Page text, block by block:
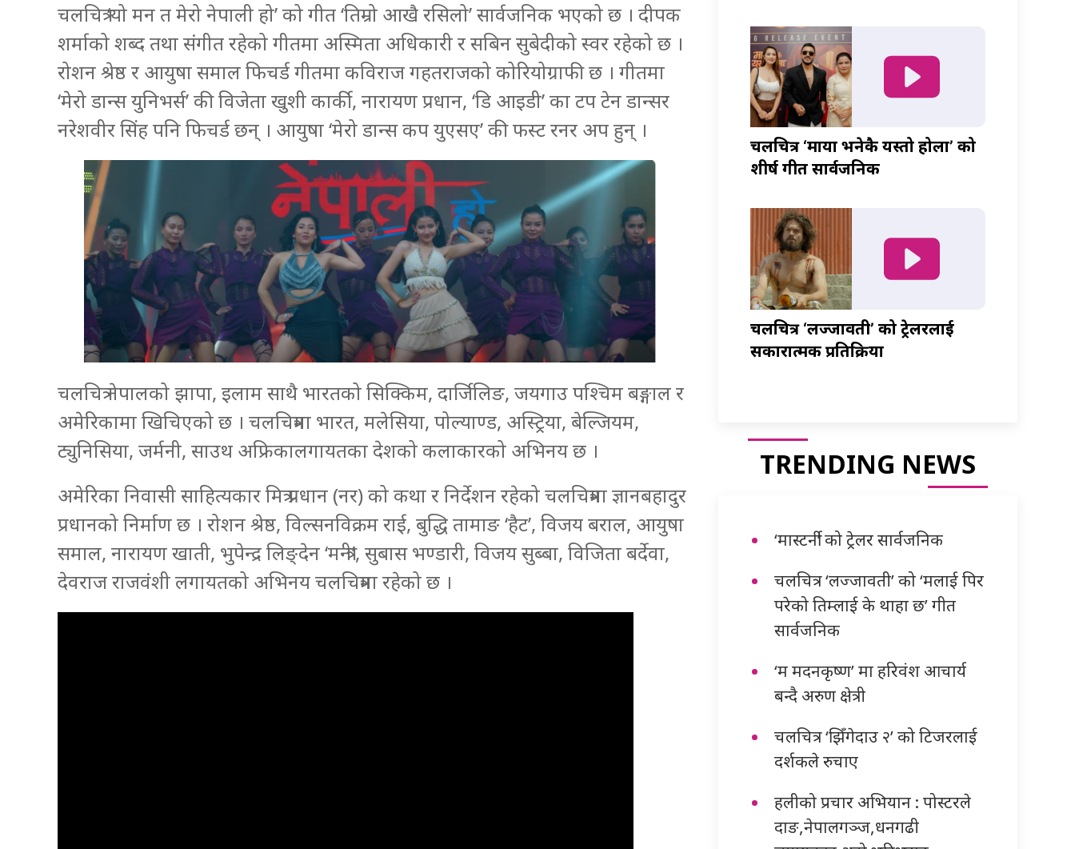
चलचित्र ‘यो मन त मेरो नेपाली हो’ को गीत ‘तिम्रो आखै रसिलो’ सार्वजनिक भएको छ । दीपक
शर्माको शब्द तथा संगीत रहेको गीतमा अस्मिता अधिकारी र सबिन सुबेदीको स्वर रहेको छ ।
रोशन श्रेष्ठ र आयुषा समाल फिचर्ड गीतमा कविराज गहतराजको कोरियोग्राफी छ । गीतमा
‘मेरो डान्स युनिभर्स’ की विजेता खुशी कार्की, नारायण प्रधान, ‘डि आइडी’ का टप टेन डान्सर
नरेशवीर सिंह पनि फिचर्ड छन् । आयुषा ‘मेरो डान्स कप युएसए’ की फस्ट रनर अप हुन् ।
चलचित्र नेपालको झापा, इलाम साथै भारतको सिक्किम, दार्जिलिङ, जयगाउ पश्चिम बङ्गाल र
अमेरिकामा खिचिएको छ । चलचित्रमा भारत, मलेसिया, पोल्याण्ड, अस्ट्रिया, बेल्जियम,
ट्युनिसिया, जर्मनी, साउथ अफ्रिकालगायतका देशको कलाकारको अभिनय छ ।
अमेरिका निवासी साहित्यकार मित्र प्रधान (नर) को कथा र निर्देशन रहेको चलचित्रमा ज्ञानबहादुर
प्रधानको निर्माण छ । रोशन श्रेष्ठ, विल्सनविक्रम राई, बुद्धि तामाङ ‘हैट’, विजय बराल, आयुषा
समाल, नारायण खाती, भुपेन्द्र लिङ्देन ‘मन्त्री’, सुबास भण्डारी, विजय सुब्बा, विजिता बर्देवा,
देवराज राजवंशी लगायतको अभिनय चलचित्रमा रहेको छ ।
चलचित्र ‘माया भनेकै यस्तो होला’ को
शीर्ष गीत सार्वजनिक
चलचित्र ‘लज्जावती’ को ट्रेलरलाई
सकारात्मक प्रतिक्रिया
TRENDING NEWS
‘मास्टर्नी’ को ट्रेलर सार्वजनिक
चलचित्र ‘लज्जावती’ को ‘मलाई पिर
परेको तिम्लाई के थाहा छ’ गीत
सार्वजनिक
‘म मदनकृष्ण’ मा हरिवंश आचार्य
बन्दै अरुण क्षेत्री
चलचित्र ‘झिँगेदाउ २’ को टिजरलाई
दर्शकले रुचाए
हलीको प्रचार अभियान : पोस्टरले
दाङ,नेपालगञ्ज,धनगढी